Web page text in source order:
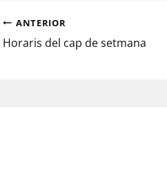
ANTERIOR
Horaris del cap de setmana